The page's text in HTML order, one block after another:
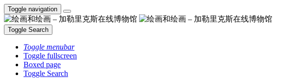
Toggle navigation
Toggle Search
Toggle menubar
Toggle fullscreen
Boxed page
Toggle Search